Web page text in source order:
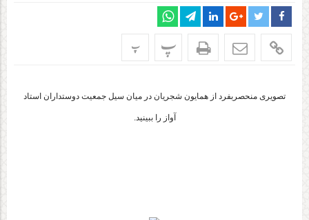
پ پ
تصویری منحصربفرد از همایون شجریان در میان سیل جمعیت دوستداران استاد
آواز را ببینید.